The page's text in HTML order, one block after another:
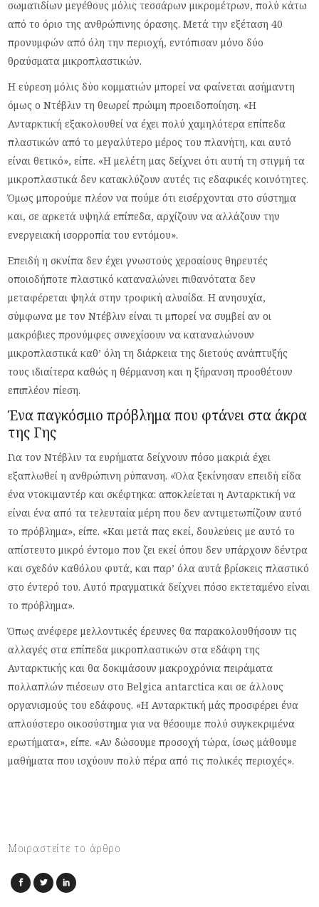
σωματιδίων μεγέθους μόλις τεσσάρων μικρομέτρων, πολύ κάτω
από το όριο της ανθρώπινης όρασης. Μετά την εξέταση 40
προνυμφών από όλη την περιοχή, εντόπισαν μόνο δύο
θραύσματα μικροπλαστικών.
Η εύρεση μόλις δύο κομματιών μπορεί να φαίνεται ασήμαντη
όμως ο Ντέβλιν τη θεωρεί πρώιμη προειδοποίηση. «Η
Ανταρκτική εξακολουθεί να έχει πολύ χαμηλότερα επίπεδα
πλαστικών από το μεγαλύτερο μέρος του πλανήτη, και αυτό
είναι θετικό», είπε. «Η μελέτη μας δείχνει ότι αυτή τη στιγμή τα
μικροπλαστικά δεν κατακλύζουν αυτές τις εδαφικές κοινότητες.
Όμως μπορούμε πλέον να πούμε ότι εισέρχονται στο σύστημα
και, σε αρκετά υψηλά επίπεδα, αρχίζουν να αλλάζουν την
ενεργειακή ισορροπία του εντόμου».
Επειδή η σκνίπα δεν έχει γνωστούς χερσαίους θηρευτές
οποιοδήποτε πλαστικό καταναλώνει πιθανότατα δεν
μεταφέρεται ψηλά στην τροφική αλυσίδα. Η ανησυχία,
σύμφωνα με τον Ντέβλιν είναι τι μπορεί να συμβεί αν οι
μακρόβιες προνύμφες συνεχίσουν να καταναλώνουν
μικροπλαστικά καθ’ όλη τη διάρκεια της διετούς ανάπτυξής
τους ιδιαίτερα καθώς η θέρμανση και η ξήρανση προσθέτουν
επιπλέον πίεση.
Ένα παγκόσμιο πρόβλημα που φτάνει στα άκρα
της Γης
Για τον Ντέβλιν τα ευρήματα δείχνουν πόσο μακριά έχει
εξαπλωθεί η ανθρώπινη ρύπανση. «Όλα ξεκίνησαν επειδή είδα
ένα ντοκιμαντέρ και σκέφτηκα: αποκλείεται η Ανταρκτική να
είναι ένα από τα τελευταία μέρη που δεν αντιμετωπίζουν αυτό
το πρόβλημα», είπε. «Και μετά πας εκεί, δουλεύεις με αυτό το
απίστευτο μικρό έντομο που ζει εκεί όπου δεν υπάρχουν δέντρα
και σχεδόν καθόλου φυτά, και παρ’ όλα αυτά βρίσκεις πλαστικό
στο έντερό του. Αυτό πραγματικά δείχνει πόσο εκτεταμένο είναι
το πρόβλημα».
Όπως ανέφερε μελλοντικές έρευνες θα παρακολουθήσουν τις
αλλαγές στα επίπεδα μικροπλαστικών στα εδάφη της
Ανταρκτικής και θα δοκιμάσουν μακροχρόνια πειράματα
πολλαπλών πιέσεων στο Belgica antarctica και σε άλλους
οργανισμούς του εδάφους. «Η Ανταρκτική μάς προσφέρει ένα
απλούστερο οικοσύστημα για να θέσουμε πολύ συγκεκριμένα
ερωτήματα», είπε. «Αν δώσουμε προσοχή τώρα, ίσως μάθουμε
μαθήματα που ισχύουν πολύ πέρα από τις πολικές περιοχές».
Μοιραστείτε το άρθρο